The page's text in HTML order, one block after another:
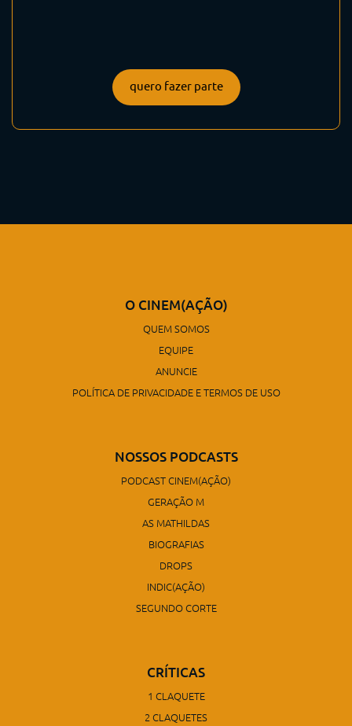
quero fazer parte
O CINEM(AÇÃO)
QUEM SOMOS
EQUIPE
ANUNCIE
POLÍTICA DE PRIVACIDADE E TERMOS DE USO
NOSSOS PODCASTS
PODCAST CINEM(AÇÃO)
GERAÇÃO M
AS MATHILDAS
BIOGRAFIAS
DROPS
INDIC(AÇÃO)
SEGUNDO CORTE
CRÍTICAS
1 CLAQUETE
2 CLAQUETES